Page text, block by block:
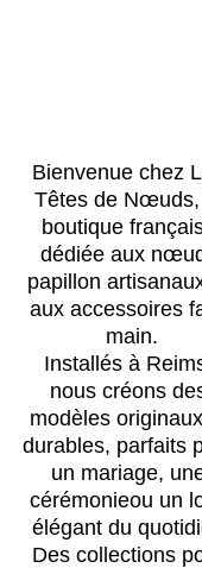
Bienvenue chez
Têtes de
boutique
dédiée aux
papillon
aux accessoires
main.
Installés à
nous créons
modèles
durables, parfaits
un mariage,
cérémonieou un
élégant du
Des collections